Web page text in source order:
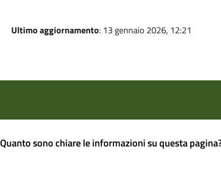
Ultimo aggiornamento: 13 gennaio 2026, 12:21
Quanto sono chiare le informazioni su questa